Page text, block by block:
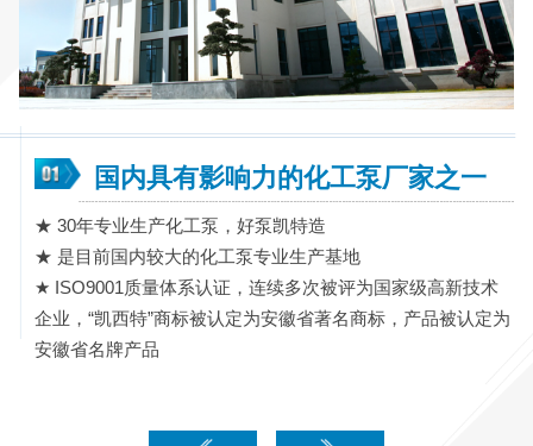
国内具有影响力的化工泵厂家之一
★ 30年专业生产化工泵，好泵凯特造
★ 是目前国内较大的化工泵专业生产基地
★ ISO9001质量体系认证，连续多次被评为国家级高新技术
企业，“凯西特”商标被认定为安徽省著名商标，产品被认定为
安徽省名牌产品